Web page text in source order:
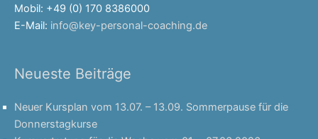
Mobil: +49 (0) 170 8386000
E-Mail: info@key-personal-coaching.de
Neueste Beiträge
Neuer Kursplan vom 13.07. – 13.09. Sommerpause für die
Donnerstagkurse